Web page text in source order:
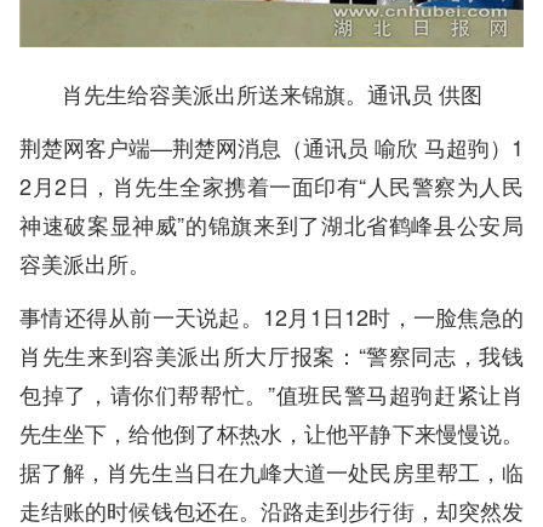
肖先生给容美派出所送来锦旗。通讯员 供图
荆楚网客户端—荆楚网消息（通讯员 喻欣 马超驹）1
2月2日，肖先生全家携着一面印有“人民警察为人民
神速破案显神威”的锦旗来到了湖北省鹤峰县公安局
容美派出所。
事情还得从前一天说起。12月1日12时，一脸焦急的
肖先生来到容美派出所大厅报案：“警察同志，我钱
包掉了，请你们帮帮忙。”值班民警马超驹赶紧让肖
先生坐下，给他倒了杯热水，让他平静下来慢慢说。
据了解，肖先生当日在九峰大道一处民房里帮工，临
走结账的时候钱包还在。沿路走到步行街，却突然发